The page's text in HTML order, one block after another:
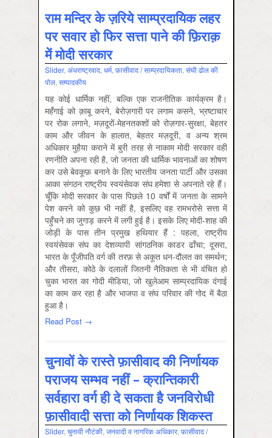
राम मन्दिर के ज़रिये साम्प्रदायिक लहर
पर सवार हो फिर सत्ता पाने की फ़िराक़
में मोदी सरकार
Slider, अंधराष्‍ट्रवाद, धर्म, फ़ासीवाद / साम्‍प्रदायिकता, संघी ढोल की
पोल, सम्‍पादकीय
यह कोई धार्मिक नहीं, बल्कि एक राजनीतिक कार्यक्रम है।
महँगाई को क़ाबू करने, बेरोज़गारी पर लगाम कसने, भ्रष्टाचार
पर रोक लगाने, मज़दूरों-मेहनतकशों को रोज़गार-सुरक्षा, बेहतर
काम और जीवन के हालात, बेहतर मज़दूरी, व अन्य श्रम
अधिकार मुहैया कराने में बुरी तरह से नाकाम मोदी सरकार वही
रणनीति अपना रही है, जो जनता की धार्मिक भावनाओं का शोषण
कर उसे बेवकूफ़ बनाने के लिए भारतीय जनता पार्टी और उसका
आका संगठन राष्ट्रीय स्वयंसेवक संघ हमेशा से अपनाते रहे हैं।
चूँकि मोदी सरकार के पास पिछले 10 वर्षों में जनता के सामने
पेश करने को कुछ भी नहीं है, इसलिए वह रामभरोसे सत्ता में
पहुँचने का जुगाड़ करने में लगी हुई है। इसके लिए मोदी-शाह की
जोड़ी के पास तीन प्रमुख हथियार हैं : पहला, राष्ट्रीय
स्वयंसेवक संघ का देशव्यापी सांगठनिक काडर ढाँचा; दूसरा,
भारत के पूँजीपति वर्ग की तरफ़ से अकूत धन-दौलत का समर्थन;
और तीसरा, कोठे के दलालों जितनी नैतिकता से भी वंचित हो
चुका भारत का गोदी मीडिया, जो खुलेआम साम्प्रदायिक दंगाई
का काम कर रहा है और भाजपा व संघ परिवार की गोद में बैठा
हुआ है।
Read Post →
चुनावों के रास्ते फ़ासीवाद की निर्णायक
पराजय सम्भव नहीं – क्रान्तिकारी
सर्वहारा वर्ग ही दे सकता है जनविरोधी
फ़ासीवादी सत्ता को निर्णायक शिकस्त
Slider, चुनावी नौटंकी, जनवादी व नागरिक अधिकार, फ़ासीवाद /